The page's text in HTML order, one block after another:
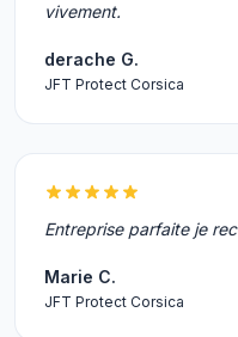
vivement.
derache G.
JFT Protect Corsica
Entreprise parfaite je
Marie C.
JFT Protect Corsica